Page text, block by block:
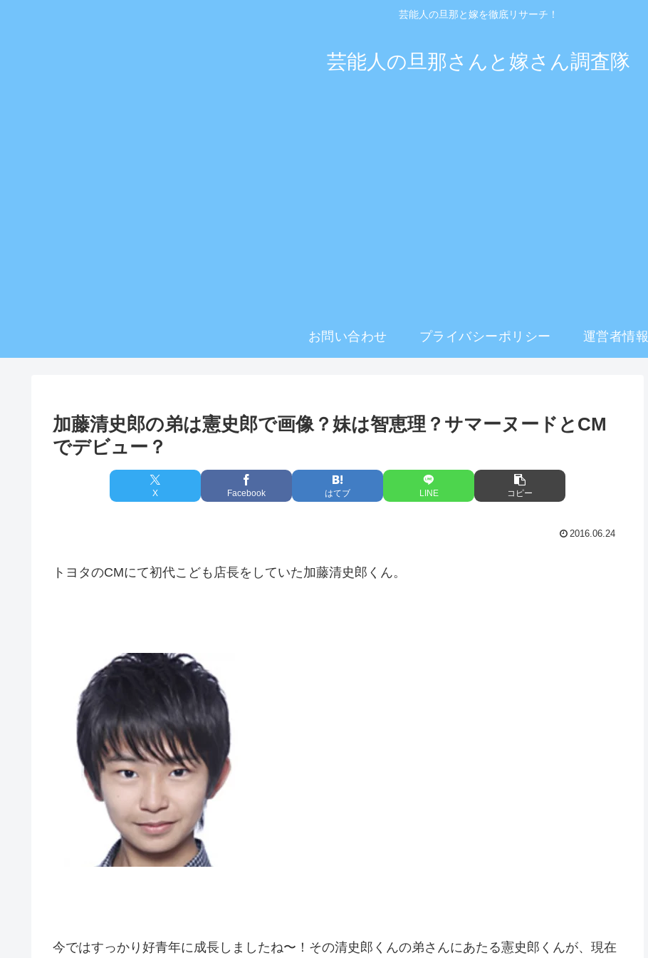
芸能人の旦那と嫁を徹底リサーチ！
芸能人の旦那さんと嫁さん調査隊
お問い合わせ プライバシーポリシー 運営者情報
加藤清史郎の弟は憲史郎で画像？妹は智恵理？サマーヌードとCM
でデビュー？
X Facebook はてブ LINE コピー
2016.06.24
トヨタのCMにて初代こども店長をしていた加藤清史郎くん。
今ではすっかり好青年に成長しましたね〜！その清史郎くんの弟さんにあたる憲史郎くんが、現在